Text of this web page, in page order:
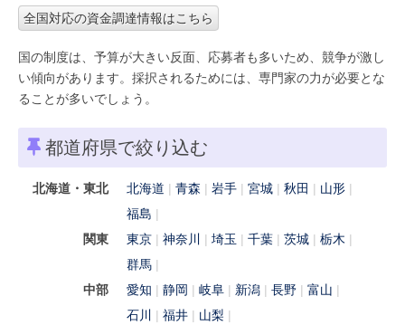
全国対応の資金調達情報はこちら
国の制度は、予算が大きい反面、応募者も多いため、競争が激し
い傾向があります。採択されるためには、専門家の力が必要とな
ることが多いでしょう。
都道府県で絞り込む
北海道・東北 北海道 青森 岩手 宮城 秋田
山形
福島
関東
東京 神奈川 埼玉 千葉 茨城
栃木
群馬
中部
愛知 静岡 岐阜 新潟 長野
富山
石川
福井
山梨